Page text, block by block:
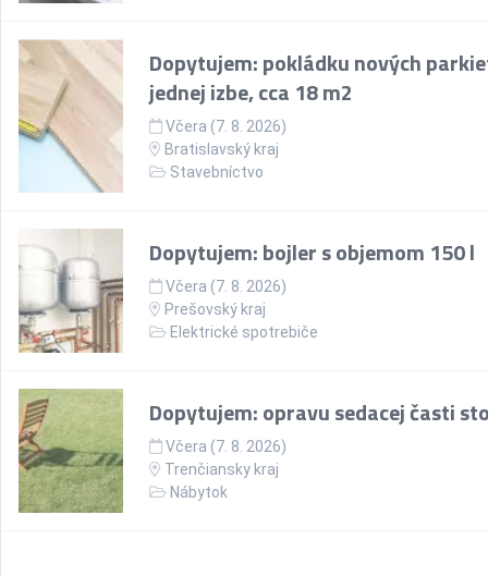
Dopytujem: pokládku nových
jednej izbe, cca 18 m2
Včera (7. 8. 2026)
Bratislavský kraj
Stavebníctvo
Dopytujem: bojler s objemom 150 l
Včera (7. 8. 2026)
Prešovský kraj
Elektrické spotrebiče
Dopytujem: opravu sedacej časti
Včera (7. 8. 2026)
Trenčiansky kraj
Nábytok